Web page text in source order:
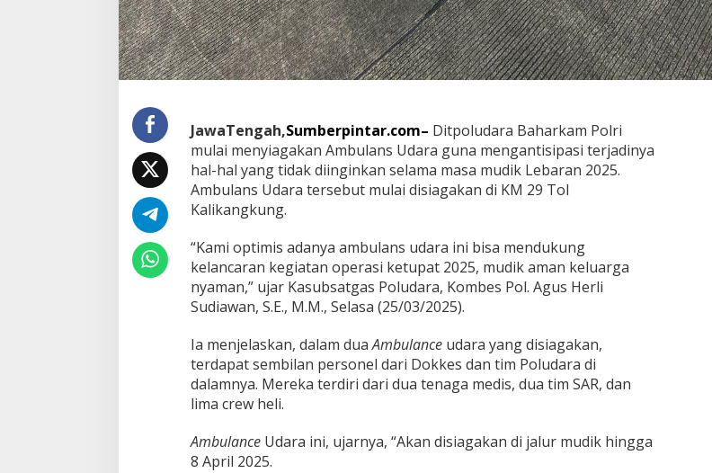
o
l
T
r
a
a
w
a
JawaTengah,Sumberpintar.com– Ditpoludara Baharkam Polri
mulai menyiagakan Ambulans Udara guna mengantisipasi terjadinya
hal-hal yang tidak diinginkan selama masa mudik Lebaran 2025.
Ambulans Udara tersebut mulai disiagakan di KM 29 Tol
Kalikangkung.
“Kami optimis adanya ambulans udara ini bisa mendukung
kelancaran kegiatan operasi ketupat 2025, mudik aman keluarga
nyaman,” ujar Kasubsatgas Poludara, Kombes Pol. Agus Herli
Sudiawan, S.E., M.M., Selasa (25/03/2025).
Ia menjelaskan, dalam duaAmbulanceudara yang disiagakan,
terdapat sembilan personel dari Dokkes dan tim Poludara di
dalamnya. Mereka terdiri dari dua tenaga medis, dua tim SAR, dan
lima crew heli.
AmbulanceUdara ini, ujarnya, “Akan disiagakan di jalur mudik hingga
8 April 2025.